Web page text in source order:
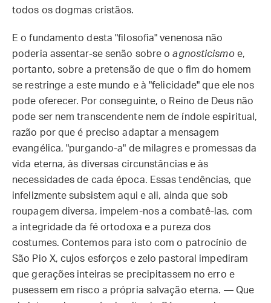
todos os dogmas cristãos.
E o fundamento desta "filosofia" venenosa não
poderia assentar-se senão sobre oagnosticismoe,
portanto, sobre a pretensão de que o fim do homem
se restringe a este mundo e à "felicidade" que ele nos
pode oferecer. Por conseguinte, o Reino de Deus não
pode ser nem transcendente nem de índole espiritual,
razão por que é preciso adaptar a mensagem
evangélica, "purgando-a" de milagres e promessas da
vida eterna, às diversas circunstâncias e às
necessidades de cada época. Essas tendências, que
infelizmente subsistem aqui e ali, ainda que sob
roupagem diversa, impelem-nos a combatê-las, com
a integridade da fé ortodoxa e a pureza dos
costumes. Contemos para isto com o patrocínio de
São Pio X, cujos esforços e zelo pastoral impediram
que gerações inteiras se precipitassem no erro e
pusessem em risco a própria salvação eterna. — Que